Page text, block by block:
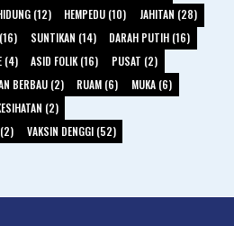
(12) HEMPEDU (10)
JAHITAN (28)
SUNTIKAN (14)
DARAH PUTIH (16)
(4) ASID FOLIK (16)
PUSAT (2)
BERBAU (2) RUAM (6)
MUKA (6)
(2)
(2)
VAKSIN DENGGI (52)